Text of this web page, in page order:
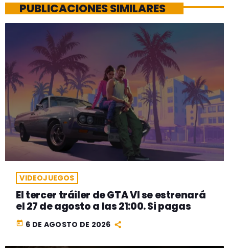
PUBLICACIONES SIMILARES
VIDEOJUEGOS
El tercer tráiler de GTA VI se estrenará
el 27 de agosto a las 21:00. Si pagas
today 6 DE AGOSTO DE 2026